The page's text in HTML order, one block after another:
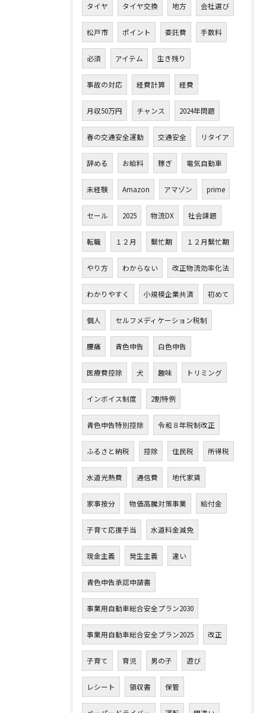
タイヤ タイヤ交換 地方 会社選び
松戸市 ポイント 委託費 手数料
必須 アイテム 生き残り
事故の対応 経費計算 経費
月収50万円 チャンス 2024年問題
春の交通安全運動 交通安全 リタイア
辞める お給料 稼ぎ 電気自動車
未経験 Amazon アマゾン prime
セール 2025 物流DX 社会課題
転職 １２月 繫忙期 １２月繫忙期
やり方 わからない 改正物流効率化法
わかりやすく 小規模企業共済 初めて
個人 セルフメディケーション税制
腰痛 青色申告 白色申告
医療費控除 犬 趣味 トリミング
インボイス制度 2割特例
青色申告特別控除 令和８年税制改正
ふるさと納税 控除 住民税 所得税
水道光熱費 通信費 地代家賃
家事按分 物価高騰対策事業 給付金
子育て応援手当 水道料金減免
現金主義 発生主義 違い
青色申告承認申請書
事業用自動車総合安全プラン2030
事業用自動車総合安全プラン2025 改正
子育て 育児 男の子 遊び
レシート 領収書 保管